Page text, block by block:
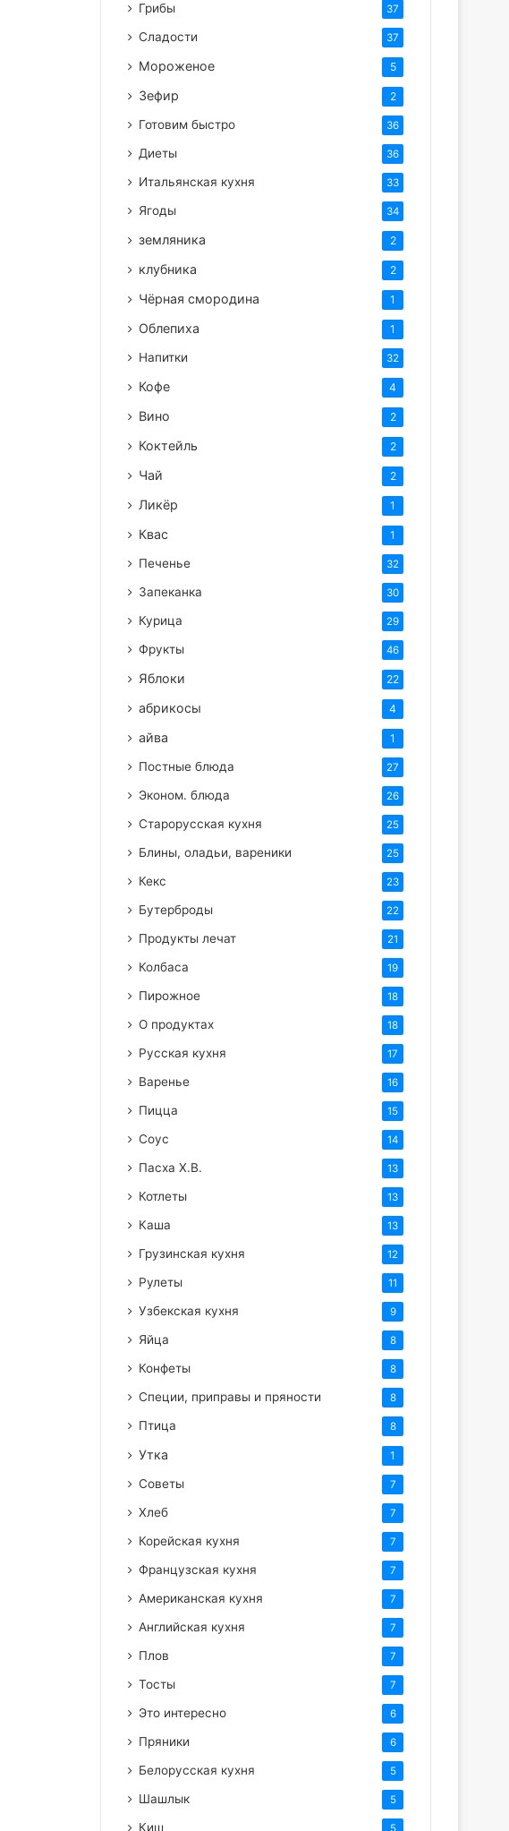
Грибы 37
Сладости 37
Мороженое 5
Зефир 2
Готовим быстро 36
Диеты 36
Итальянская кухня 33
Ягоды 34
земляника 2
клубника 2
Чёрная смородина 1
Облепиха 1
Напитки 32
Кофе 4
Вино 2
Коктейль 2
Чай 2
Ликёр 1
Квас 1
Печенье 32
Запеканка 30
Курица 29
Фрукты 46
Яблоки 22
абрикосы 4
айва 1
Постные блюда 27
Эконом. блюда 26
Старорусская кухня 25
Блины, оладьи, вареники 25
Кекс 23
Бутерброды 22
Продукты лечат 21
Колбаса 19
Пирожное 18
О продуктах 18
Русская кухня 17
Варенье 16
Пицца 15
Соус 14
Пасха Х.В. 13
Котлеты 13
Каша 13
Грузинская кухня 12
Рулеты 11
Узбекская кухня 9
Яйца 8
Конфеты 8
Специи, приправы и пряности 8
Птица 8
Утка 1
Советы 7
Хлеб 7
Корейская кухня 7
Французская кухня 7
Американская кухня 7
Английская кухня 7
Плов 7
Тосты 7
Это интересно 6
Пряники 6
Белорусская кухня 5
Шашлык 5
Киш 5